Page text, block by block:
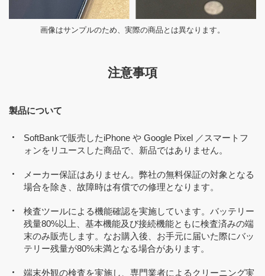
画像はサンプルのため、実際の商品とは異なります。
注意事項
製品について
SoftBankで販売したiPhone や Google Pixel ／スマートフ
ォンをリユースした商品で、新品ではありません。
メーカー保証はありません。弊社の無料保証の対象となる
場合を除き、故障時は有償での修理となります。
検査ツールによる機能確認を実施しています。バッテリー
残量80%以上、基本機能及び接続機能ともに検査済みの端
末のみ販売します。なお購入後、お手元に届いた際にバッ
テリー残量が80%未満となる場合があります。
端末外観の検査を実施し、専門業者によるクリーニング実